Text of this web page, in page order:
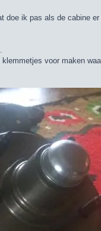
doe ik pas als de cabine
voor maken